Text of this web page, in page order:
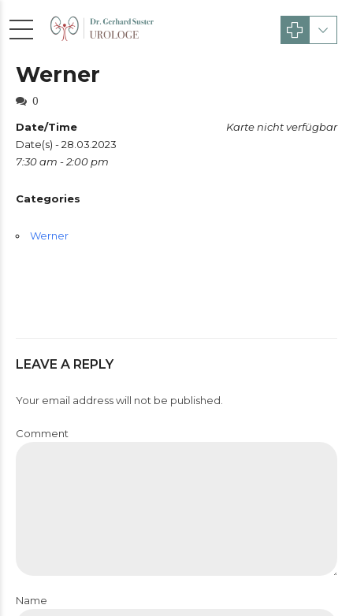
Werner
0
Karte nicht verfügbar
Date/Time
Date(s) - 28.03.2023
7:30 am - 2:00 pm
Categories
Werner
LEAVE A REPLY
Your email address will not be published.
Comment
Name